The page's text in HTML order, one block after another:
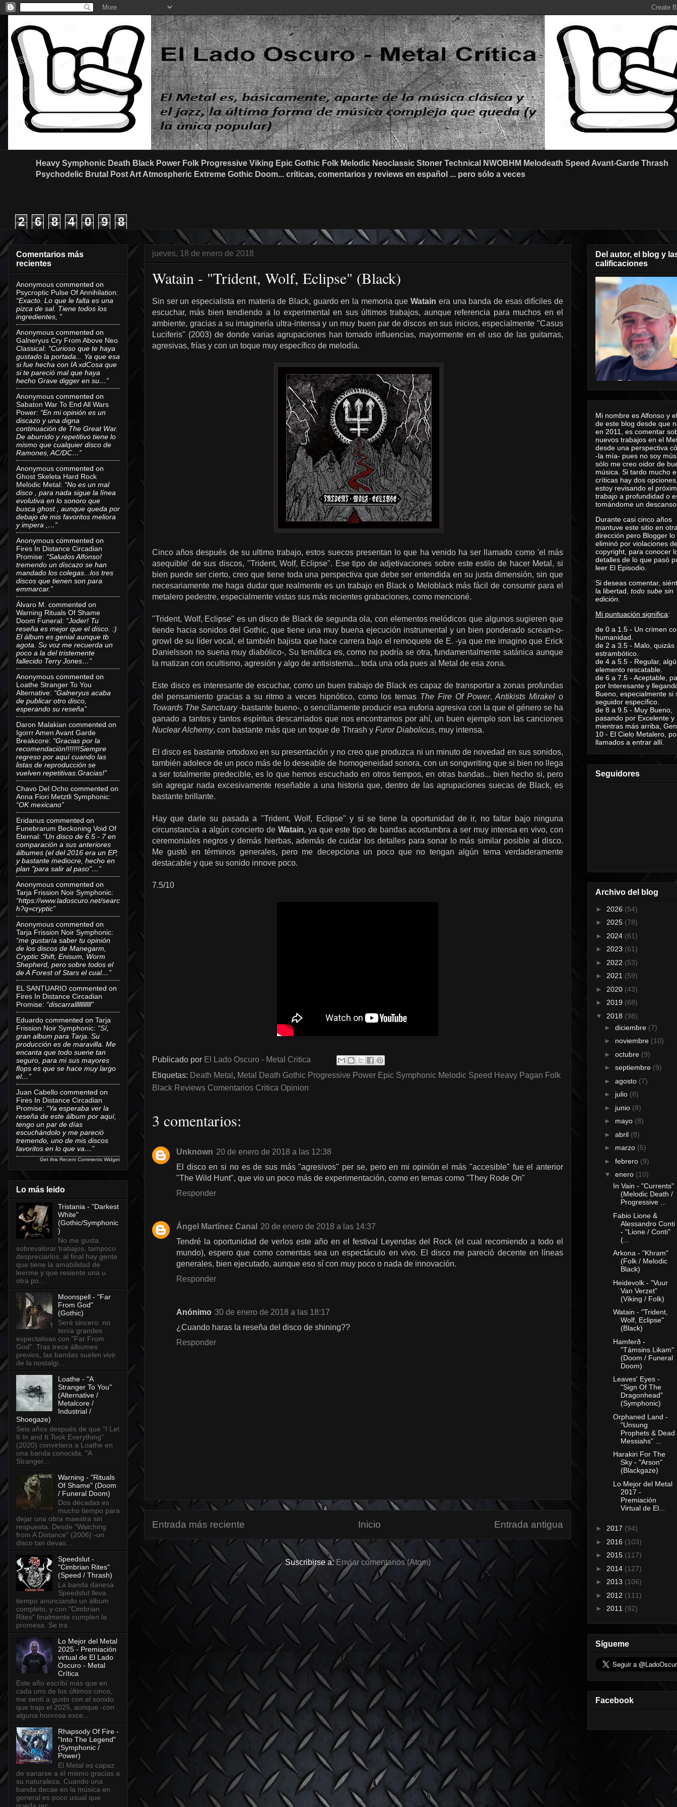
Heavy Symphonic Death Black Power Folk Progressive Viking Epic Gothic Folk Melodic Neoclassic Stoner Technical NWOBHM Melodeath Speed Avant-Garde Thrash
Psychodelic Brutal Post Art Atmospheric Extreme Gothic Doom... críticas, comentarios y reviews en español ... pero sólo a veces
2 6 8 4 0 9 8
jueves, 18 de enero de 2018
Watain - "Trident, Wolf, Eclipse" (Black)
Sin ser un especialista en materia de Black, guardo en la memoria queWatain era una banda de esas difíciles de
escuchar, más bien tendiendo a lo experimental en sus últimos trabajos, aunque referencia para muchos en el
ambiente, gracias a su imaginería ultra-intensa y un muy buen par de discos en sus inicios, especialmente "Casus
Luciferis" (2003) de donde varias agrupaciones han tomado influencias, mayormente en el uso de las guitarras,
agresivas, frías y con un toque muy específico de melodía.
Cinco años después de su ultimo trabajo, estos suecos presentan lo que ha venido ha ser llamado como 'el más
asequible' de sus discos, "Trident, Wolf, Eclipse". Ese tipo de adjetivaciones sobre este estilo de hacer Metal, si
bien puede ser cierto, creo que tiene toda una perspectiva que debe ser entendida en su justa dimensión, sin que
necesariamente me haga dudar que realmente es un trabajo en Black o Meloblack más fácil de consumir para el
metalero pedestre, especialmente vistas sus más recientes grabaciones, como mencioné.
"Trident, Wolf, Eclipse" es un disco de Black de segunda ola, con elementos melódicos que algunos sugieren que
tiende hacia sonidos del Gothic, que tiene una muy buena ejecución instrumental y un bien ponderado scream-o-
growl de su líder vocal, el también bajista que hace carrera bajo el remoquete de E. -ya que me imagino que Erick
Danielsson no suena muy diabólico-, Su temática es, como no podría se otra, fundamentalmente satánica aunque
la matizan con ocultismo, agresión y algo de antisistema... toda una oda pues al Metal de esa zona.
Este disco es interesante de escuchar, como un buen trabajo de Black es capaz de transportar a zonas profundas
del pensamiento gracias a su ritmo a veces hipnótico, como los temas The Fire Of Power,Antikists Mirakelo
Towards The Sanctuary-bastante bueno-, o sencillamente producir esa euforia agresiva con la que el género se ha
ganado a tantos y tantos espíritus descarriados que nos encontramos por ahí, un buen ejemplo son las canciones
Nuclear Alchemy, con bastante más que un toque de Thrash y Furor Diabolicus, muy intensa.
El disco es bastante ortodoxo en su presentación y no creo que produzca ni un minuto de novedad en sus sonidos,
también adolece de un poco más de lo deseable de homogeneidad sonora, con un songwriting que si bien no llega
a ser totalmente predecible, es lo que hemos escuchado en otros tiempos, en otras bandas... bien hecho si, pero
sin agregar nada excesivamente reseñable a una historia que, dentro de las agrupaciones suecas de Black, es
bastante brillante.
Hay que darle su pasada a "Trident, Wolf, Eclipse" y si se tiene la oportunidad de ir, no faltar bajo ninguna
circunstancia a algún concierto de Watain, ya que este tipo de bandas acostumbra a ser muy intensa en vivo, con
ceremoniales negros y demás hierbas, además de cuidar los detalles para sonar lo más similar posible al disco.
Me gustó en términos generales, pero me decepciona un poco que no tengan algún tema verdaderamente
destacable y que su sonido innove poco.
7.5/10
Publicado por El Lado Oscuro - Metal Critica
Etiquetas: Death Metal , Metal Death Gothic Progressive Power Epic Symphonic Melodic Speed Heavy Pagan Folk
Black Reviews Comentarios Critica Opinion
3 comentarios:
Unknown 20 de enero de 2018 a las 12:38
El disco en si no es de sus más "agresivos" per se, pero en mi opinión el más "accesible" fue el anterior
"The Wild Hunt", que vio un poco más de experimentación, como en temas como "They Rode On"
Responder
Ángel Martínez Canal
20 de enero de 2018 a las 14:37
Tendré la oportunidad de verlos este año en el festival Leyendas del Rock (el cual recomiendo a todo el
mundo), espero que como comentas sea un espectáculo en vivo. El disco me pareció decente en líneas
generales, bien ejecutado, aunque eso sí con muy poco o nada de innovación.
Responder
Anónimo 30 de enero de 2018 a las 18:17
¿Cuando haras la reseña del disco de shining??
Responder
Entrada más reciente Entrada antigua
Inicio
Suscribirse a:Enviar comentarios (Atom)
Comentarios más
recientes
Anonymous commented on
Psycroptic Pulse Of Annihilation:
“Exacto. Lo que le falta es una
pizca de sal. Tiene todos los
ingredientes, ”
Anonymous commented on
Galneryus Cry From Above Neo
Classical: “Curioso que te haya
gustado la portada... Ya que esa
si fue hecha con IA xdCosa que
si te pareció mal que haya
hecho Grave digger en su…”
Anonymous commented on
Sabaton War To End All Wars
Power: “En mi opinión es un
discazo y una digna
continuación de The Great War.
De aburrido y repetitivo tiene lo
mismo que cualquier disco de
Ramones, AC/DC…”
Anonymous commented on
Ghost Skeleta Hard Rock
Melodic Metal: “No es un mal
disco , para nada sigue la línea
evolutiva en lo sonoro que
busca ghost , aunque queda por
debajo de mis favoritos meliora
y impera ,…”
Anonymous commented on
Fires In Distance Circadian
Promise: “Saludos Alfonso!
tremendo un discazo se han
mandado los colegas...los tres
discos que tienen son para
emmarcar.”
Álvaro M. commented on
Warning Rituals Of Shame
Doom Funeral: “Joder! Tu
reseña es mejor que el disco. :)
El álbum es genial aunque tb
agota. Su voz me recuerda un
poco a la del tristemente
fallecido Terry Jones…”
Anonymous commented on
Loathe Stranger To You
Alternative: “Galneryus acaba
de publicar otro disco,
esperando su reseña”
Daron Malakian commented on
Igorrr Amen Avant Garde
Breakcore: “Gracias por la
recomendación!!!!!!!Siempre
regreso por aquí cuando las
listas de reproducción se
vuelven repetitivas.Gracias!”
Chavo Del Ocho commented on
Anna Fiori Metztli Symphonic:
“OK mexicano”
Eridanus commented on
Funebrarum Beckoning Void Of
Eternal: “Un disco de 6.5 - 7 en
comparación a sus anteriores
álbumes (el del 2016 era un EP,
y bastante mediocre, hecho en
plan "para salir al paso"…”
Anonymous commented on
Tarja Frission Noir Symphonic:
“https://www.ladoscuro.net/searc
h?q=cryptic”
Anonymous commented on
Tarja Frission Noir Symphonic:
“me gustaría saber tu opinión
de los discos de Manegarm,
Cryptic Shift, Enisum, Worm
Shepherd, pero sobre todos el
de A Forest of Stars el cual…”
EL SANTUARIO commented on
Fires In Distance Circadian
Promise: “discarralllllllllll”
Eduardo commented on Tarja
Frission Noir Symphonic: “Sí,
gran album para Tarja. Su
producción es de maravilla. Me
encanta que todo suene tan
seguro, para mi sus mayores
flops es que se hace muy largo
el…”
Juan Cabello commented on
Fires In Distance Circadian
Promise: “Ya esperaba ver la
reseña de este álbum por aquí,
tengo un par de días
escuchándolo y me pareció
tremendo, uno de mis discos
favoritos en lo que va…”
Get this Recent Comments Widget
Lo más leido
Tristania - "Darkest
White"
(Gothic/Symphonic
)
No me gusta
sobrevalorar trabajos, tampoco
despreciarlos, al final hay gente
que tiene la amabilidad de
leerme y que resiente una u
otra po...
Moonspell - "Far
From God"
(Gothic)
Seré sincero: no
tenía grandes
expectativas con "Far From
God". Tras trece álbumes
previos, las bandas suelen vivir
de la nostalgi...
Loathe - "A
Stranger To You"
(Alternative /
Metalcore /
Industrial /
Shoegaze)
Seis años después de que "I Let
It In and It Took Everything"
(2020) convirtiera a Loathe en
una banda conocida, "A
Stranger...
Warning - "Rituals
Of Shame" (Doom
/ Funeral Doom)
Dos décadas es
mucho tiempo para
dejar una obra maestra sin
respuesta. Desde "Watching
from A Distance" (2006) -un
disco tan devas...
Speedslut -
"Cimbrian Rites"
(Speed / Thrash)
La banda danesa
Speedslut lleva
tiempo anunciando un álbum
completo, y con "Cimbrian
Rites" finalmente cumplen la
promesa. Se tra...
Lo Mejor del Metal
2025 - Premiación
virtual de El Lado
Oscuro - Metal
Crítica
Este año escribí más que en
cada uno de los últimos cinco,
me sentí a gusto con el sonido
que trajo el 2025, aunque -con
alguna honrosa exce...
Rhapsody Of Fire -
"Into The Legend"
(Symphonic /
Power)
El Metal es capaz
de sanarse a él mismo gracias a
su naturaleza. Cuando una
banda decae en la música en
general es poco usual que
pueda rec...
Del autor, el blog y
calificaciones
Mi nombre es Alfonso y
de este blog desde que
en 2011, es comentar
nuevos trabajos en el
desde una perspectiva
-la mía- pues no soy
sólo me creo oidor de
música. Si tardo mucho
críticas hay dos
estoy revisando el
trabajo a profundidad o
tomándome un
Durante casi cinco años
mantuve este sitio en
dirección pero Blogger lo
eliminó por violaciones
copyright, para conocer
detalles de lo que pasó
leer El Episodio
Si deseas comentar,
la libertad, todo sube sin
edición
Mi puntuación significa:
de 0 a 1.5 - Un crimen
humanidad.
de 2 a 3.5 - Malo, quizás
estrambótico.
de 4 a 5.5 - Regular,
elemento rescatable.
de 6 a 7.5 - Aceptable,
por Interesante y
Bueno, especialmente si
seguidor específico.
de 8 a 9.5 - Muy Bueno,
pasando por Excelente y
mientras más arriba,
10 - El Cielo Metalero,
llamados a entrar allí.
Seguidores
Archivo del blog
► 2026 (54)
► 2025 (78)
► 2024 (61)
► 2023 (61)
► 2022 (53)
► 2021 (59)
► 2020 (43)
► 2019 (68)
▼ 2018 (98)
► diciembre (7)
► noviembre (10)
► octubre (9)
► septiembre (9)
► agosto (7)
► julio (8)
► junio (8)
► mayo (8)
► abril (8)
► marzo (5)
► febrero (9)
▼ enero (10)
In Vain - "Currents"
(Melodic Death /
Progressive ...
Fabio Lione &
Alessandro Conti
- "Lione / Conti"
(...
Arkona - "Khram"
(Folk / Melodic
Black)
Heidevolk - "Vuur
Van Verzet"
(Viking / Folk)
Watain - "Trident,
Wolf, Eclipse"
(Black)
Hamferð -
"Támsins Likam"
(Doom / Funeral
Doom)
Leaves' Eyes -
"Sign Of The
Dragonhead"
(Symphonic)
Orphaned Land -
"Unsung
Prophets & Dead
Messiahs" ...
Harakiri For The
Sky - "Arson"
(Blackgaze)
Lo Mejor del Metal
2017 -
Premiación
Virtual de El...
► 2017 (94)
► 2016 (103)
► 2015 (117)
► 2014 (127)
► 2013 (106)
► 2012 (111)
► 2011 (92)
Sígueme
Facebook